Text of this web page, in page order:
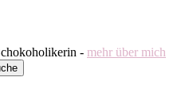
- mehr über mich